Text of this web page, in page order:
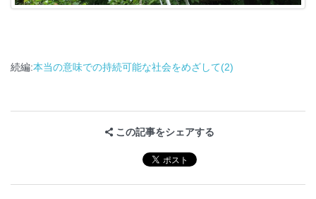
続編:本当の意味での持続可能な社会をめざして(2)
この記事をシェアする